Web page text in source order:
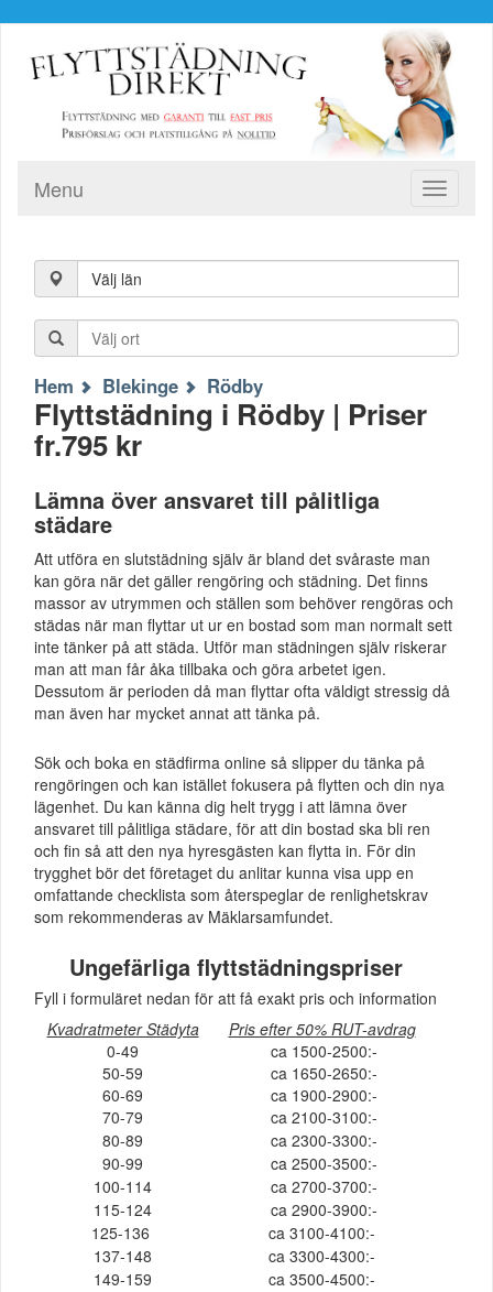
Toggle
Menu
Välj län
Hem Blekinge Rödby
Flyttstädning i Rödby | Priser
fr.795 kr
Lämna över ansvaret till pålitliga
städare
Att utföra en slutstädning själv är bland det svåraste man
kan göra när det gäller rengöring och städning. Det finns
massor av utrymmen och ställen som behöver rengöras och
städas när man flyttar ut ur en bostad som man normalt sett
inte tänker på att städa. Utför man städningen själv riskerar
man att man får åka tillbaka och göra arbetet igen.
Dessutom är perioden då man flyttar ofta väldigt stressig då
man även har mycket annat att tänka på.
Sök och boka en städfirma online så slipper du tänka på
rengöringen och kan istället fokusera på flytten och din nya
lägenhet. Du kan känna dig helt trygg i att lämna över
ansvaret till pålitliga städare, för att din bostad ska bli ren
och fin så att den nya hyresgästen kan flytta in. För din
trygghet bör det företaget du anlitar kunna visa upp en
omfattande checklista som återspeglar de renlighetskrav
som rekommenderas av Mäklarsamfundet.
Ungefärliga flyttstädningspriser
Fyll i formuläret nedan för att få exakt pris och information
Kvadratmeter Städyta
Pris efter 50% RUT-avdrag
0-49
ca 1500-2500:-
50-59
ca 1650-2650:-
60-69
ca 1900-2900:-
70-79
ca 2100-3100:-
80-89
ca 2300-3300:-
90-99
ca 2500-3500:-
100-114
ca 2700-3700:-
115-124
ca 2900-3900:-
125-136
ca 3100-4100:-
137-148
ca 3300-4300:-
149-159
ca 3500-4500:-